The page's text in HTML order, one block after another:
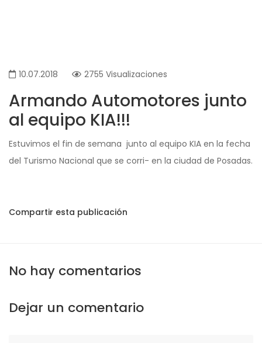
10.07.2018 2755 Visualizaciones
Armando Automotores junto
al equipo KIA!!!
Estuvimos el fin de semana junto al equipo KIA en la fecha
del Turismo Nacional que se corri- en la ciudad de Posadas.
Compartir esta publicación
No hay comentarios
Dejar un comentario